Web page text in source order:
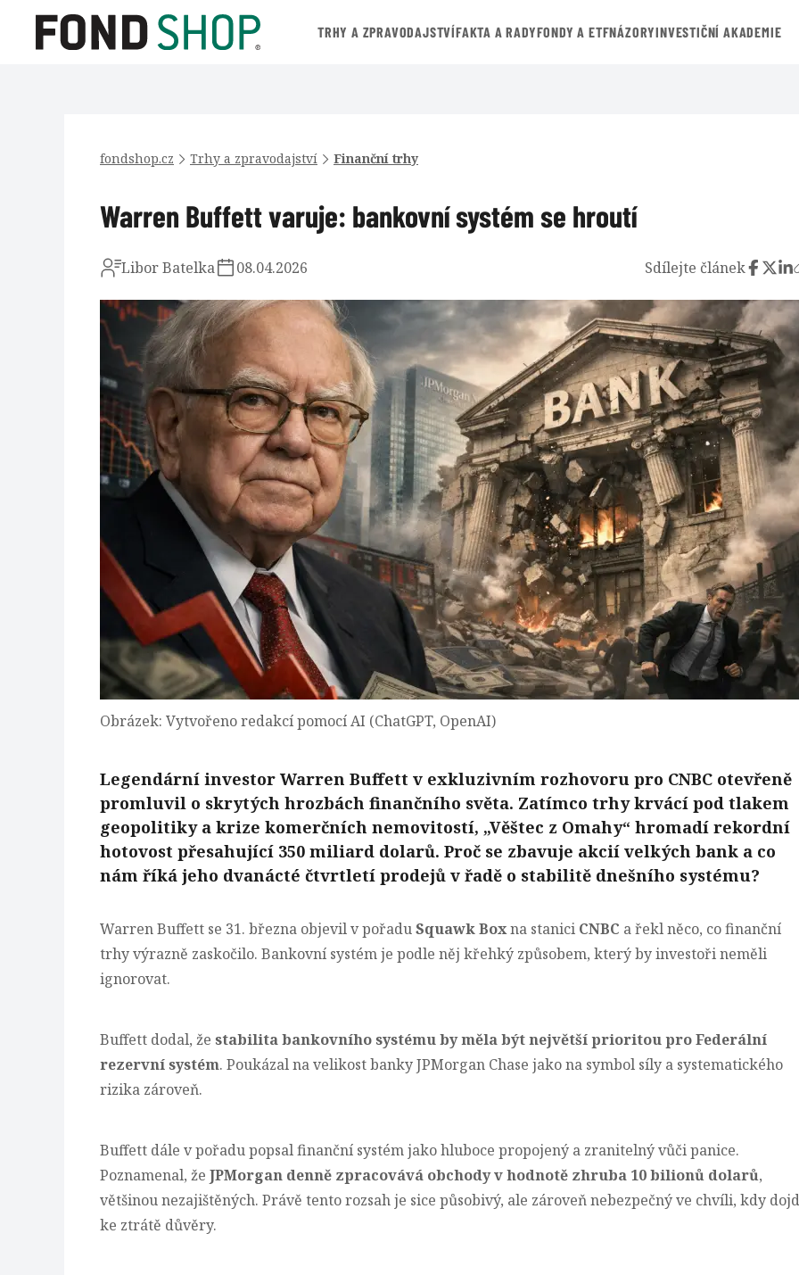
TRHY A ZPRAVODAJSTVÍFAKTA A RADYFONDY A ETFNÁZORYINVESTIČNÍ AKADEMIE
fondshop.cz Trhy a zpravodajství Finanční trhy
Warren Buffett varuje: bankovní systém se hroutí
Libor Batelka 08.04.2026 Sdílejte článek
Obrázek: Vytvořeno redakcí pomocí AI (ChatGPT, OpenAI)
Legendární investor Warren Buffett v exkluzivním rozhovoru pro CNBC otevřeně
promluvil o skrytých hrozbách finančního světa. Zatímco trhy krvácí pod tlakem
geopolitiky a krize komerčních nemovitostí, „Věštec z Omahy“ hromadí rekordní
hotovost přesahující 350 miliard dolarů. Proč se zbavuje akcií velkých bank a co
nám říká jeho dvanácté čtvrtletí prodejů v řadě o stabilitě dnešního systému?
Warren Buffett se 31. března objevil v pořaduSquawk Boxna stanici CNBC a řekl něco, co finanční
trhy výrazně zaskočilo. Bankovní systém je podle něj křehký způsobem, který by investoři neměli
ignorovat.
Buffett dodal, že stabilita bankovního systému by měla být největší prioritou pro Federální
rezervní systém. Poukázal na velikost banky JPMorgan Chase jako na symbol síly a systematického
rizika zároveň.
Buffett dále v pořadu popsal finanční systém jako hluboce propojený a zranitelný vůči panice.
Poznamenal, že JPMorgan denně zpracovává obchody v hodnotě zhruba 10 bilionů dolarů,
většinou nezajištěných. Právě tento rozsah je sice působivý, ale zároveň nebezpečný ve chvíli, kdy
ke ztrátě důvěry.